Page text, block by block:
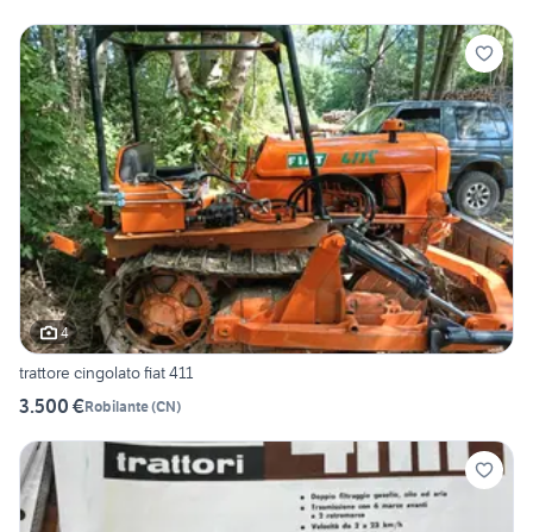
4
trattore cingolato fiat 411
3.500 €Robilante(CN)